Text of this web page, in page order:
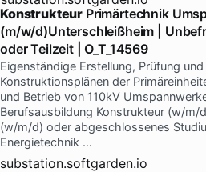
Konstrukteur Primärtechnik
(m/w/d)Unterschleißheim |
oder Teilzeit | O_T_14569
Eigenständige Erstellung, Prüfung
Konstruktionsplänen der
und Betrieb von 110kV
Berufsausbildung Konstrukteur (w/m/
(w/m/d) oder abgeschlossenes
Energietechnik …
substation.softgarden.io